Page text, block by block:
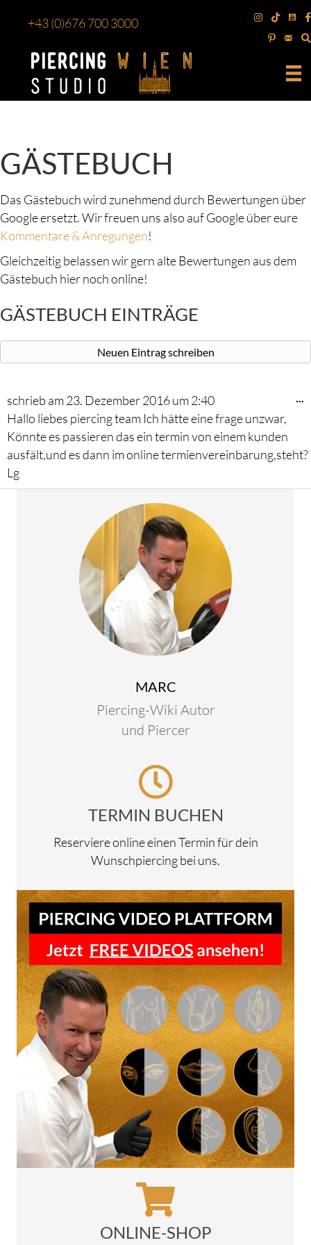
+43(0)676 700 3000
GÄSTEBUCH
Das Gästebuch wird zunehmend durch Bewertungen über
Google ersetzt. Wir freuen uns also auf Google über eure
Kommentare & Anregungen!
Gleichzeitig belassen wir gern alte Bewertungen aus dem
Gästebuch hier noch online!
GÄSTEBUCH EINTRÄGE
schrieb am23. Dezember 2016um2:40
Hallo liebes piercing team Ich hätte eine frage unzwar,
Könnte es passieren das ein termin von einem kunden
ausfält,und es dann im online termienvereinbarung,steht?
Lg
...
MARC
Piercing-Wiki Autor
und Piercer
TERMIN BUCHEN
Reserviere online einen Termin für dein
Wunschpiercing bei uns.
ONLINE-SHOP